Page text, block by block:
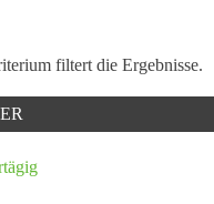
filtert die Ergebnisse.